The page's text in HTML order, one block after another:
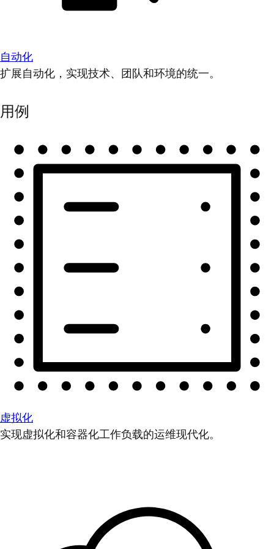
自动化
扩展自动化，实现技术、团队和环境的统一。
用例
虚拟化
实现虚拟化和容器化工作负载的运维现代化。